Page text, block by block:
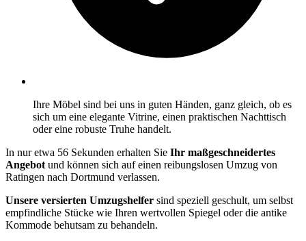
Ihre Möbel sind bei uns in guten Händen, ganz gleich, ob es
sich um eine elegante Vitrine, einen praktischen Nachttisch
oder eine robuste Truhe handelt.
In nur etwa 56 Sekunden erhalten Sie Ihr maßgeschneidertes
Angebot und können sich auf einen reibungslosen Umzug von
Ratingen nach Dortmund verlassen.
Unsere versierten Umzugshelfer sind speziell geschult, um selbst
empfindliche Stücke wie Ihren wertvollen Spiegel oder die antike
Kommode behutsam zu behandeln.